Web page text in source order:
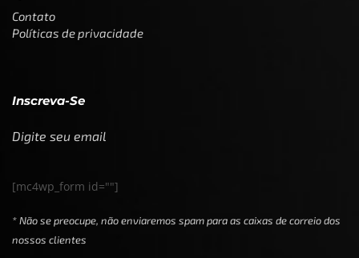
Contato
Políticas de privacidade
Inscreva-Se
Digite seu email
[mc4wp_form id=""]
* Não se preocupe, não enviaremos spam para as caixas de correio dos
nossos clientes